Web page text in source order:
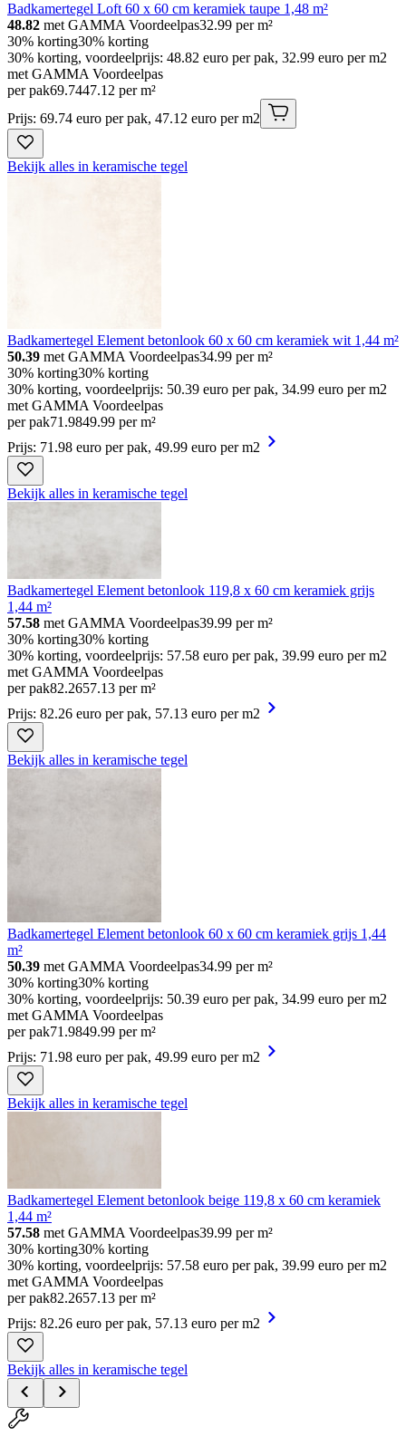
Badkamertegel Loft 60 x 60 cm keramiek taupe 1,48 m²
48.82 met GAMMA Voordeelpas32.99 per m²
30% korting30% korting
30% korting, voordeelprijs: 48.82 euro per pak, 32.99 euro per m2
met GAMMA Voordeelpas
per pak69.7447.12 per m²
Prijs: 69.74 euro per pak, 47.12 euro per m2
Bekijk alles in keramische tegel
Badkamertegel Element betonlook 60 x 60 cm keramiek wit 1,44 m²
50.39 met GAMMA Voordeelpas34.99 per m²
30% korting30% korting
30% korting, voordeelprijs: 50.39 euro per pak, 34.99 euro per m2
met GAMMA Voordeelpas
per pak71 .9849.99 per m²
Prijs: 71.98 euro per pak, 49.99 euro per m2
Bekijk alles in keramische tegel
Badkamertegel Element betonlook 119,8 x 60 cm keramiek grijs
1,44 m²
57.58 met GAMMA Voordeelpas39.99 per m²
30% korting30% korting
30% korting, voordeelprijs: 57.58 euro per pak, 39.99 euro per m2
met GAMMA Voordeelpas
per pak82.2657.13 per m²
Prijs: 82.26 euro per pak, 57.13 euro per m2
Bekijk alles in keramische tegel
Badkamertegel Element betonlook 60 x 60 cm keramiek grijs 1,44
m²
50.39 met GAMMA Voordeelpas34.99 per m²
30% korting30% korting
30% korting, voordeelprijs: 50.39 euro per pak, 34.99 euro per m2
met GAMMA Voordeelpas
per pak71 .9849.99 per m²
Prijs: 71.98 euro per pak, 49.99 euro per m2
Bekijk alles in keramische tegel
Badkamertegel Element betonlook beige 119,8 x 60 cm keramiek
1,44 m²
57.58 met GAMMA Voordeelpas39.99 per m²
30% korting30% korting
30% korting, voordeelprijs: 57.58 euro per pak, 39.99 euro per m2
met GAMMA Voordeelpas
per pak82.2657.13 per m²
Prijs: 82.26 euro per pak, 57.13 euro per m2
Bekijk alles in keramische tegel